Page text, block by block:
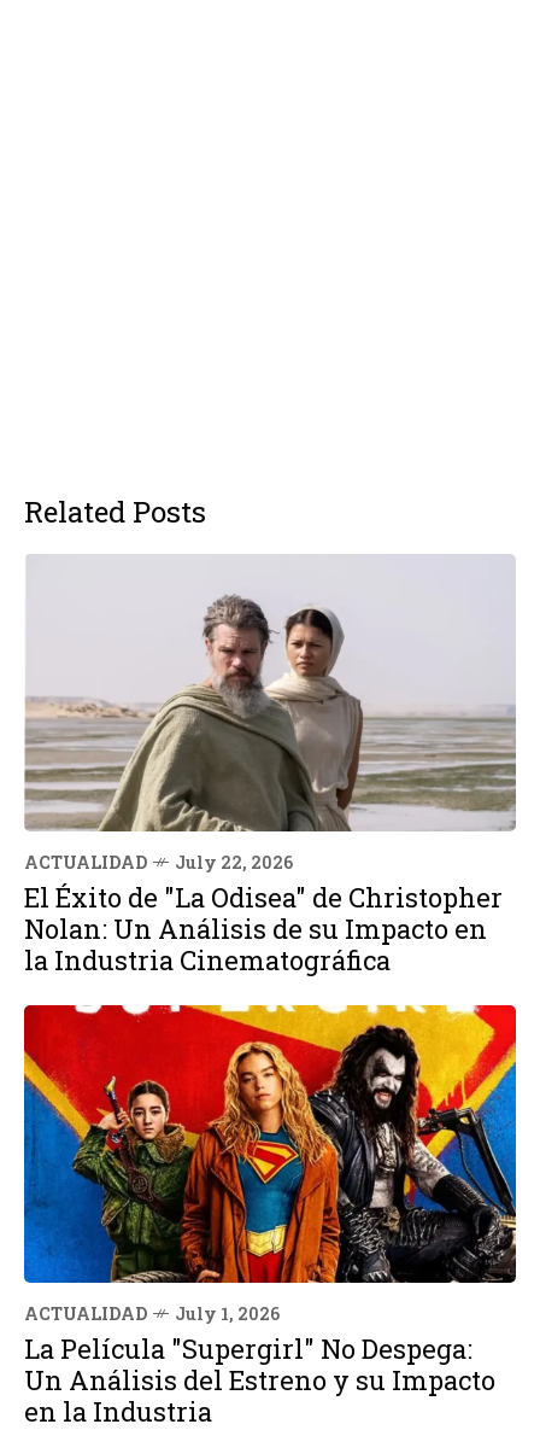
Related Posts
ACTUALIDAD July 22, 2026
El Éxito de "La Odisea" de Christopher
Nolan: Un Análisis de su Impacto en
la Industria Cinematográfica
ACTUALIDAD July 1, 2026
La Película "Supergirl" No Despega:
Un Análisis del Estreno y su Impacto
en la Industria